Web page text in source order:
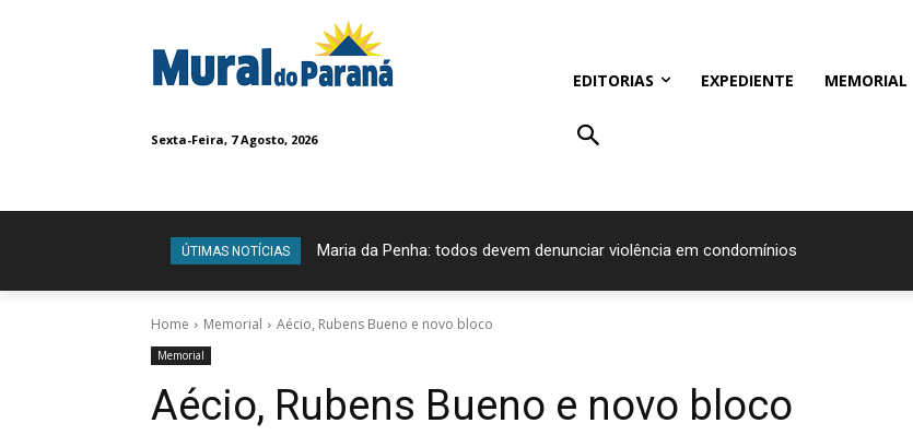
Sexta-Feira, 7 Agosto, 2026
EDITORIAS EXPEDIENTE MEMORIAL
ÚTIMAS NOTÍCIAS Maria da Penha: todos devem denunciar violência em condomínios
Home Memorial Aécio, Rubens Bueno e novo bloco
Memorial
Aécio, Rubens Bueno e novo bloco